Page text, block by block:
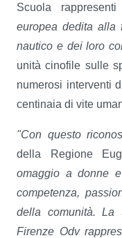
Scuola rappresenti
europea dedita alla
nautico e dei loro
unità cinofile sulle
numerosi interventi
centinaia di vite
"Con questo
della Regione
omaggio a donne
competenza,
della comunità. La
Firenze Odv